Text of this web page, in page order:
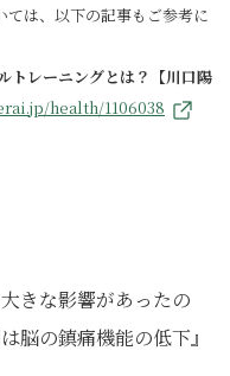
は、以下の記事もご参考に
トレーニングとは？【川口陽
health/1106038
きな影響があったの
脳の鎮痛機能の低下』